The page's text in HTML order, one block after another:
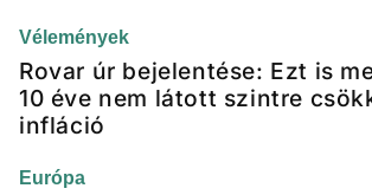
Vélemények
Rovar úr bejelentése: Ezt is
10 éve nem látott szintre
infláció
Európa